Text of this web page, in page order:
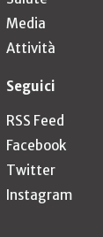
Media
Attività
Seguici
RSS Feed
Facebook
Twitter
Instagram